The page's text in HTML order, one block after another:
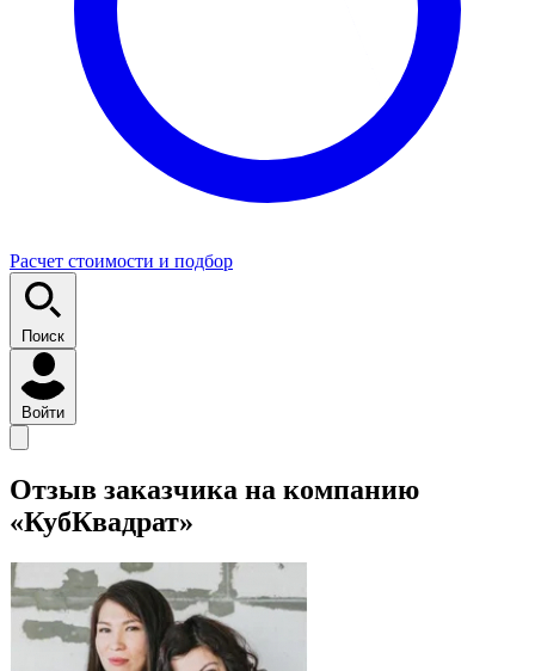
Расчет стоимости и подбор
Поиск
Войти
Отзыв заказчика на компанию
«КубКвадрат»